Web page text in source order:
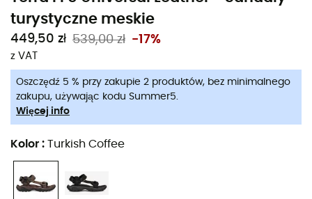
turystyczne meskie
449,50 zł 539,00 zł -17%
z VAT
Oszczędź 5 % przy zakupie 2 produktów, bez minimalnego
zakupu, używając kodu Summer5.
Więcej info
Kolor : Turkish Coffee